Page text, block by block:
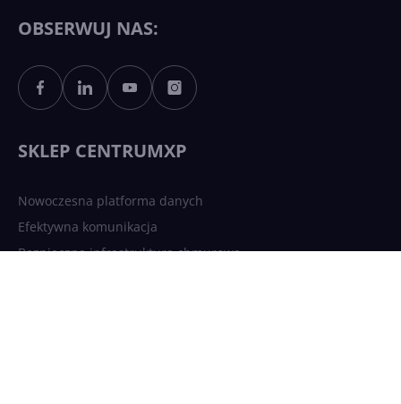
Sztuczna inteligencja po
polsku. Dość barier
OBSERWUJ NAS:
SKLEP CENTRUMXP
Nowoczesna platforma danych
Efektywna komunikacja
Bezpieczna infrastruktura chmurowa